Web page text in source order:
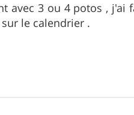
avec 3 ou 4 potos ,
le calendrier .